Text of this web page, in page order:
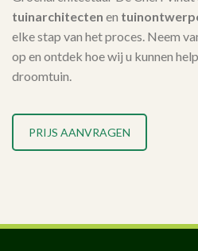
tuinarchitecten en
elke stap van het proces. Neem
op en ontdek hoe wij u kunnen
droomtuin.
PRIJS AANVRAGEN